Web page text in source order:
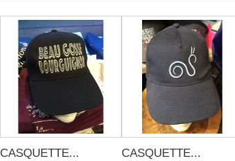
CASQUETTE... CASQUETTE...